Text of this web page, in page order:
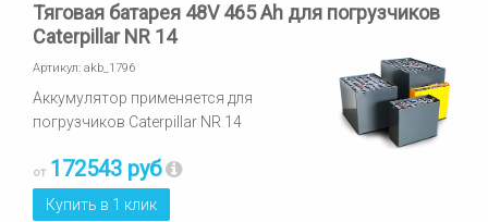
Тяговая батарея 48V 465 Ah для погрузчиков
Caterpillar NR 14
Артикул: akb_1796
Аккумулятор применяется для
погрузчиков Caterpillar NR 14
от 172543 руб
Купить в 1 клик